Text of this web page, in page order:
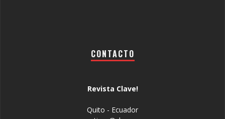
CONTACTO
Revista Clave!
Quito - Ecuador